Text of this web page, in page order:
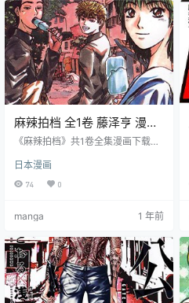
麻辣拍档 全1卷 藤泽亨 漫画
全集下载
《麻辣拍档》共1卷全集漫画下载。
中，经历了许多挑战和冒险，展现
了他们的友情和个性。这部漫画分
的故事。
日本漫画
74 0
manga 1 年前